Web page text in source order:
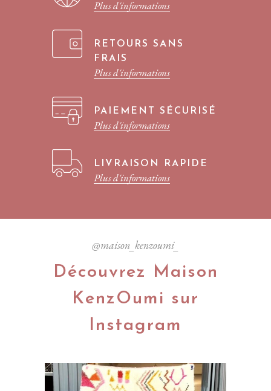
Plus d'informations
RETOURS SANS
FRAIS
Plus d'informations
PAIEMENT SÉCURISÉ
Plus d'informations
LIVRAISON RAPIDE
Plus d'informations
@maison_kenzoumi_
Découvrez Maison
KenzOumi sur
Instagram